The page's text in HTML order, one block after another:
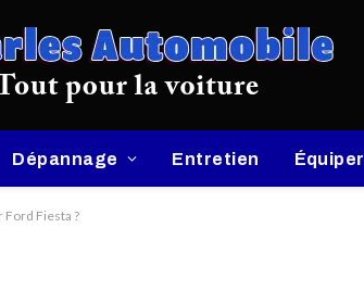
Dépannage Entretien Équiper
Fiesta ?